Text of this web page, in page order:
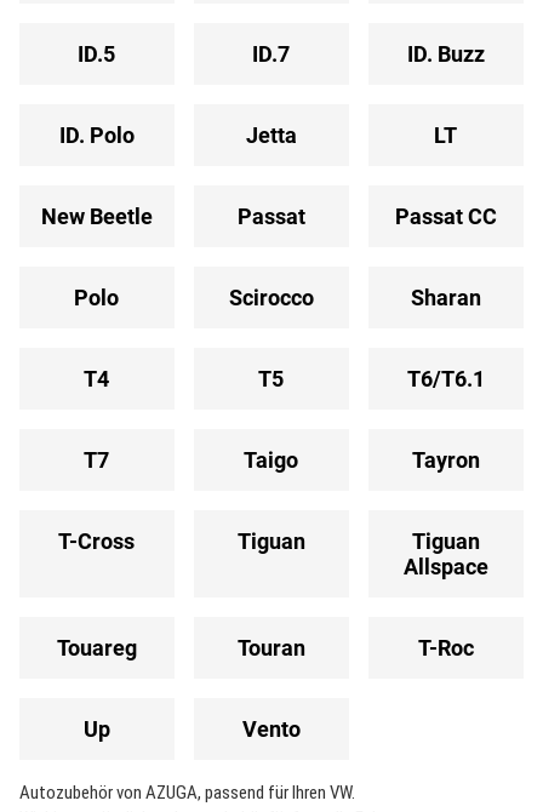
ID.5 ID.7 ID. Buzz
ID. Polo Jetta LT
New Beetle Passat Passat CC
Polo Scirocco Sharan
T4 T5 T6/T6.1
T7 Taigo Tayron
T-Cross Tiguan
Tiguan
Allspace
Touareg Touran T-Roc
Up Vento
Autozubehör von AZUGA, passend für Ihren VW.